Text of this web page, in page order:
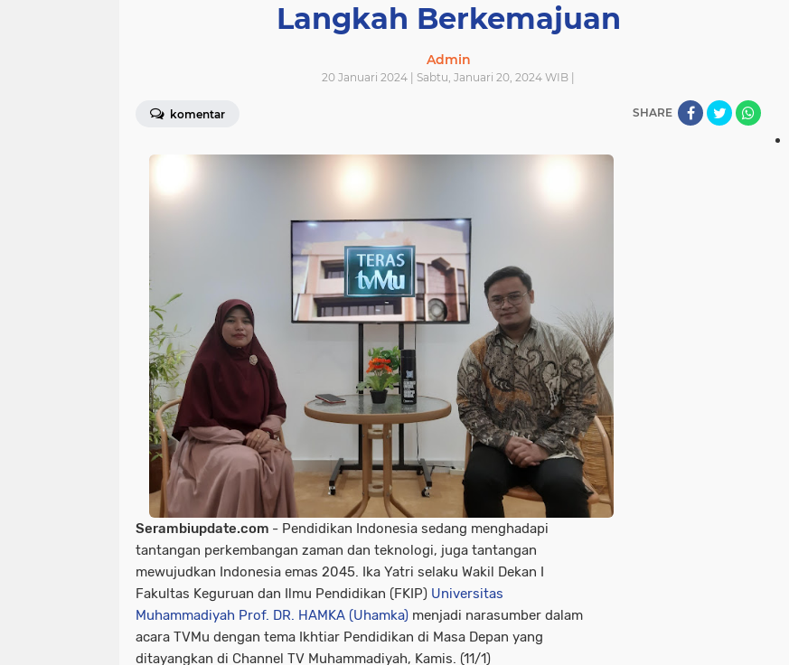
Langkah Berkemajuan
Admin
20 Januari 2024 | Sabtu, Januari 20, 2024 WIB |
komentar SHARE
Serambiupdate.com - Pendidikan Indonesia sedang menghadapi
tantangan perkembangan zaman dan teknologi, juga tantangan
mewujudkan Indonesia emas 2045. Ika Yatri selaku Wakil Dekan I
Fakultas Keguruan dan Ilmu Pendidikan (FKIP) Universitas
Muhammadiyah Prof. DR. HAMKA (Uhamka) menjadi narasumber dalam
acara TVMu dengan tema Ikhtiar Pendidikan di Masa Depan yang
ditayangkan di Channel TV Muhammadiyah, Kamis. (11/1)